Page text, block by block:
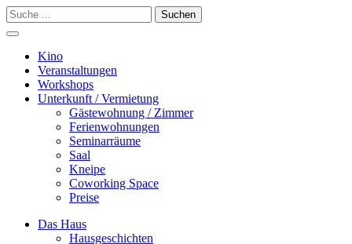
Suchen
Kino
Veranstalt­ungen
Workshops
Unterkunft / Vermietung
Gäste­wohnung / Zimmer
Ferien­wohnungen
Seminarräume
Saal
Kneipe
Coworking Space
Preise
Das Haus
Hausgeschichten